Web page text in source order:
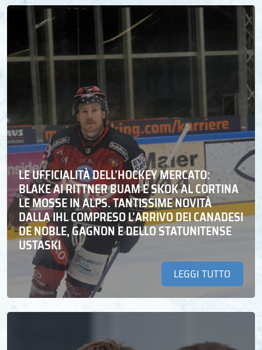
LE UFFICIALITÀ DELL’HOCKEY MERCATO:
BLAKE AI RITTNER BUAM E SKOK AL CORTINA
LE MOSSE IN ALPS. TANTISSIME NOVITÀ
DALLA IHL COMPRESO L’ARRIVO DEI CANADESI
DE NOBLE, GAGNON E DELLO STATUNITENSE
USTASKI
LEGGI TUTTO